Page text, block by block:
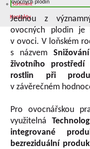
Sortiment
Kontakty
Jednou z
ovocných plodin je
v ovoci. V loňském
s názvem
životního
rostlin při
v závěrečném
Pro ovocnářskou
využitelná
integrované
bezreziduální